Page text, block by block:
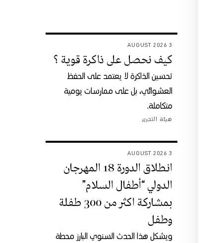
3 AUGUST 2026
كيف نحصل على ذاكرة قوية ؟
تحسين الذاكرة لا يعتمد على الحفظ
العشوائي، بل على ممارسات يومية
متكاملة.
هيئة التحرير
3 AUGUST 2026
انطلاق الدورة 18 المهرجان
الدولي “أطفال السلام”
بمشاركة اكثر من 300 طفلة
وطفل
ويشكل هذا الحدث السنوي البارز محطة